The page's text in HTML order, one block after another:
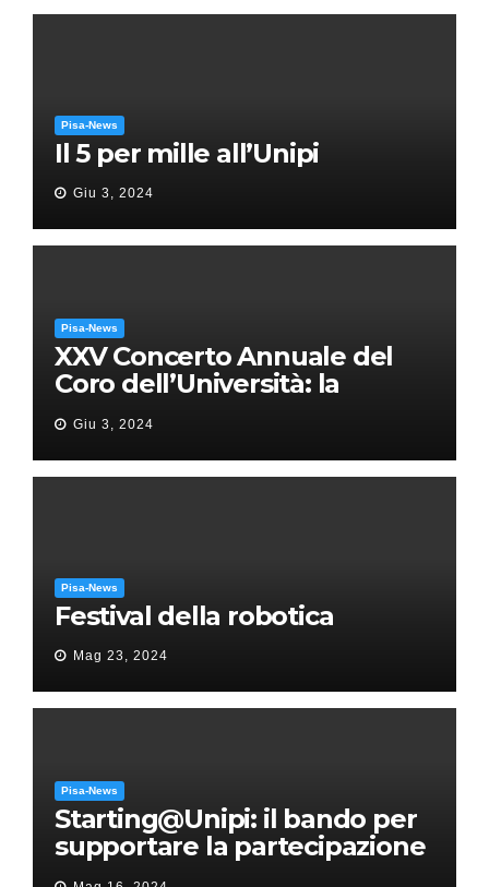
Pisa-News
Il 5 per mille all’Unipi
Giu 3, 2024
Pisa-News
XXV Concerto Annuale del
Coro dell’Università: la
“Messa in gloria” di Giacomo
Puccini
Giu 3, 2024
Pisa-News
Festival della robotica
Mag 23, 2024
Pisa-News
Starting@Unipi: il bando per
supportare la partecipazione
all’ERC Starting Grant